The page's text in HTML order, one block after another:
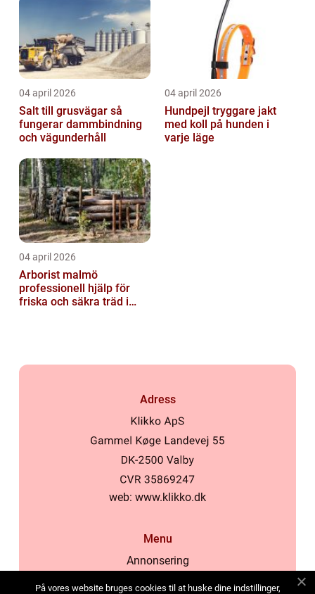
04 april 2026
Salt till grusvägar så
fungerar dammbindning
och vägunderhåll
04 april 2026
Hundpejl tryggare jakt
med koll på hunden i
varje läge
04 april 2026
Arborist malmö
professionell hjälp för
friska och säkra träd i
Adress
web: www.klikko.dk
Menu
Annonsering
På vores website bruges cookies til at huske dine indstillinger,